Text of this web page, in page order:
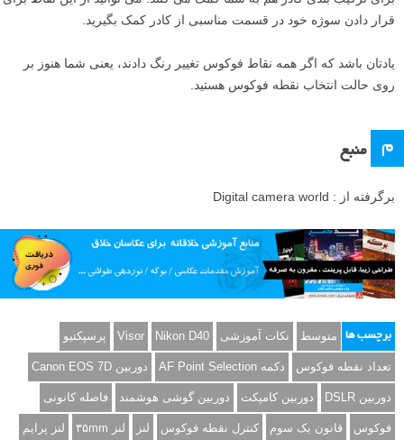
قرار دادن سوژه خود در قسمت مناسبی از کادر کمک بگیرید.
یادتان باشد که اگر همه نقاط فوکوس تغییر رنگ دادند، یعنی شما هنوز بر
روی حالت انتخاب نقطه فوکوس هستید.
م منبع
برگرفته از : Digital camera world
برچسب ها متوسط نکات آموزشی Nikon D40
Visor پرسپکتیو
تعداد نقطه فوکوس دکمه AF Point Selection دوربین Canon EOS 7D
دوربین DSLR دوربین کامپکت دوربین گوشی هوشمند فاصله کانونی
فوکوس قانون یک سوم کنترل نقطه فوکوس لنز لنز ۳۵mm لنز پرایم